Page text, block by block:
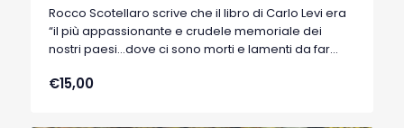
Rocco Scotellaro scrive che il libro di Carlo Levi era
“il più appassionante e crudele memoriale dei
nostri paesi…dove ci sono morti e lamenti da far
dove le nostre terre si muovono da parere fiumi, e i
€15,00